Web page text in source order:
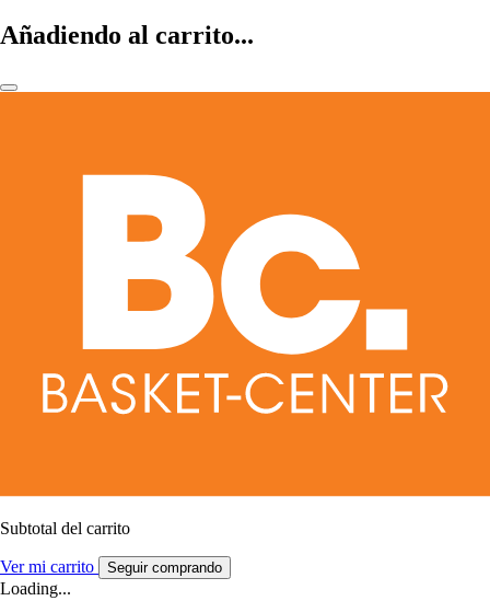
Añadiendo al carrito...
Subtotal del carrito
Ver mi carrito Seguir comprando
Loading...